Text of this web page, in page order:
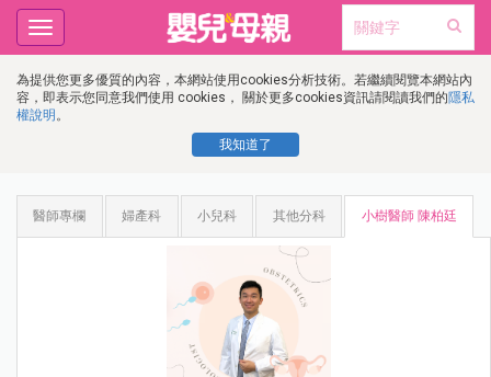
為提供您更多優質的內容，本網站使用cookies分析技術。若繼續閱覽本網站內
容，即表示您同意我們使用 cookies， 關於更多cookies資訊請閱讀我們的隱私
權說明 。
我知道了
Toggle
navigation
醫師專欄 婦產科 小兒科 其他分科 小樹醫師 陳柏廷